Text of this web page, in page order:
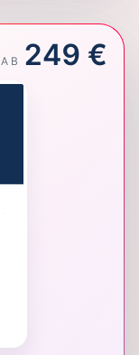
AB 249 €